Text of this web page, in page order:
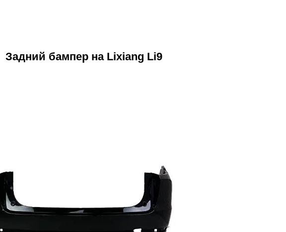
Задний бампер на Lixiang Li9